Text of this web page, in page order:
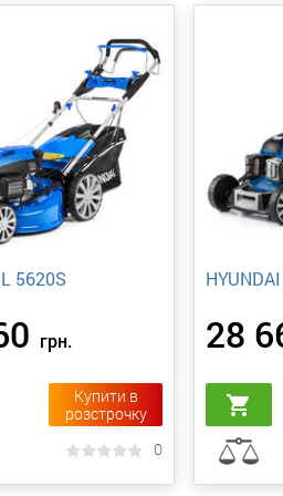
5620S
грн.
Купити в
розстрочку
0
28
shopping_cart